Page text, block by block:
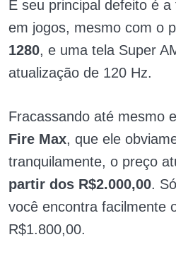
E seu principal defeito é
em jogos, mesmo com o
1280, e uma tela Super
atualização de 120 Hz.
Fracassando até mesmo
Fire Max, que ele
tranquilamente, o preço
partir dos R$2.000,00.
você encontra facilmente
R$1.800,00.